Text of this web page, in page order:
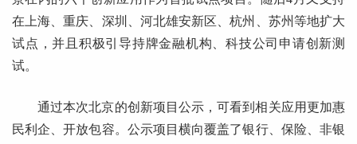
在上海、重庆、深圳、河北雄安新区、杭州、苏州等地扩大
试点，并且积极引导持牌金融机构、科技公司申请创新测
试。
通过本次北京的创新项目公示，可看到相关应用更加惠
民利企、开放包容。公示项目横向覆盖了银行、保险、非银